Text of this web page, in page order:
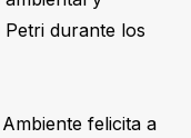
durante los
felicita a